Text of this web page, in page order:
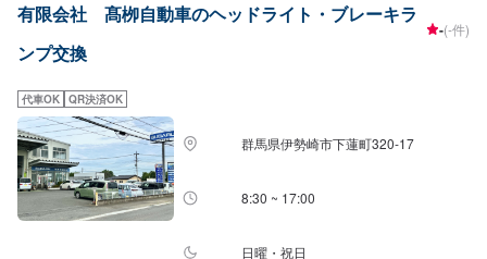
有限会社 髙栁自動車のヘッドライト・ブレーキラ
ンプ交換
-(-件)
代車OK QR決済OK
群馬県伊勢崎市下蓮町320-17
8:30 ~ 17:00
日曜・祝日